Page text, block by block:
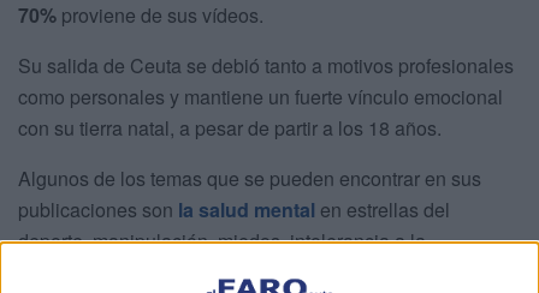
70% proviene de sus vídeos.
Su salida de Ceuta se debió tanto a motivos profesionales
como personales y mantiene un fuerte vínculo emocional
con su tierra natal, a pesar de partir a los 18 años.
Algunos de los temas que se pueden encontrar en sus
publicaciones son la salud mental en estrellas del
deporte, manipulación, miedos, intolerancia a la
incertidumbre, ansiedad, etc.